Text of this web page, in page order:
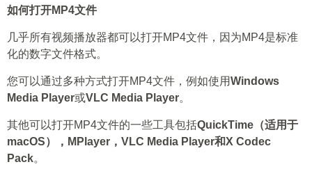
如何打开MP4文件
几乎所有视频播放器都可以打开MP4文件，因为MP4是标准
化的数字文件格式。
您可以通过多种方式打开MP4文件，例如使用Windows
Media Player或VLC Media Player。
其他可以打开MP4文件的一些工具包括QuickTime（适用于
macOS），MPlayer，VLC Media Player和X Codec
Pack。